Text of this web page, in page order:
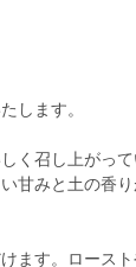
します。
く召し上がっ
甘みと土の香
ます。ロース